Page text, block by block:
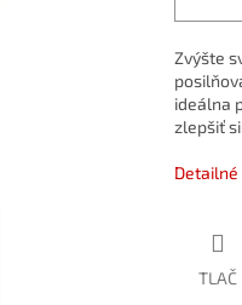
Zvýšte
ideálna
zlepšiť
TLAČ